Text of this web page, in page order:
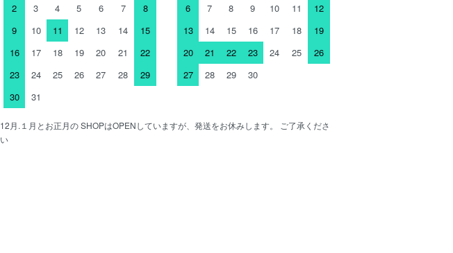
2
3 4 5 6 7
8
9
10 11 12 13 14
15
16
17 18 19 20 21
22
23
24 25 26 27 28
29
30
31
6
7 8 9 10 11
12
13
14 15 16 17 18
19
20
21 22 23 24 25
26
27
28 29 30
12月.１月とお正月の SHOPはOPENしていますが、発送をお休みします。 ご了承くださ
い